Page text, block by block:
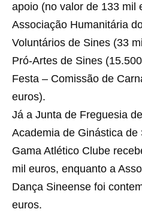
apoio (no valor de 133 mil
Associação Humanitária
Voluntários de Sines (33
Pró-Artes de Sines
Festa – Comissão de
euros).
Já a Junta de Freguesia
Academia de Ginástica de
Gama Atlético Clube
mil euros, enquanto a
Dança Sineense foi
euros.